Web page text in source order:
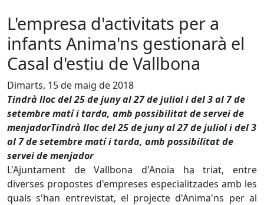
L'empresa d'activitats per a
infants Anima'ns gestionarà el
Casal d'estiu de Vallbona
Dimarts, 15 de maig de 2018
Tindrà lloc del 25 de juny al 27 de juliol i del 3 al 7 de
setembre matí i tarda, amb possibilitat de servei de
menjadorTindrà lloc del 25 de juny al 27 de juliol i del 3
al 7 de setembre matí i tarda, amb possibilitat de
servei de menjador
L'Ajuntament de Vallbona d'Anoia ha triat, entre
diverses propostes d'empreses especialitzades amb les
quals s'han entrevistat, el projecte d'Anima'ns per al